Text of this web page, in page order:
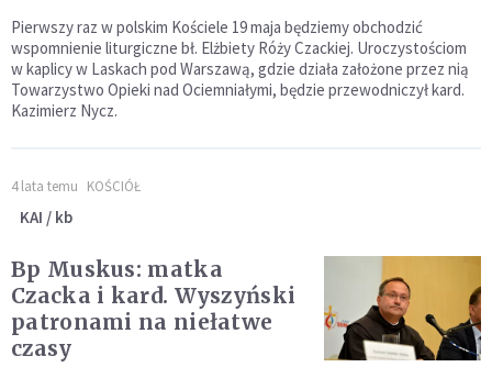
Pierwszy raz w polskim Kościele 19 maja będziemy obchodzić
wspomnienie liturgiczne bł. Elżbiety Róży Czackiej. Uroczystościom
w kaplicy w Laskach pod Warszawą, gdzie działa założone przez nią
Towarzystwo Opieki nad Ociemniałymi, będzie przewodniczył kard.
Kazimierz Nycz.
4 lata temu KOŚCIÓŁ
KAI / kb
Bp Muskus: matka
Czacka i kard. Wyszyński
patronami na niełatwe
czasy